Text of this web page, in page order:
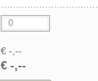
€ -,--
€ -,--